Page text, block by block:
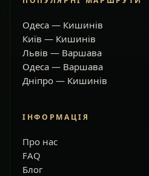
Одеса — Кишинів
Київ — Кишинів
Львів — Варшава
Одеса — Варшава
Дніпро — Кишинів
ІНФОРМАЦІЯ
Про нас
FAQ
Блог